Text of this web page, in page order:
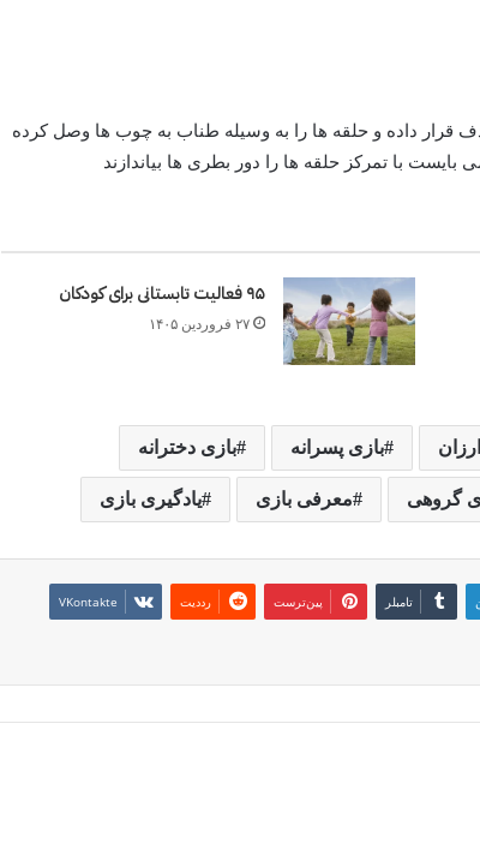
قرار داده و حلقه ها را به وسیله طناب به چوب ها وصل کرده
با تمرکز حلقه ها را دور بطری ها بیاندازند
۹۵ فعالیت تابستانی برای کودکان
۲۷ فروردین ۱۴۰۵
بازی پسرانه بازی دخترانه
گروهی معرفی بازی یادگیری بازی
‫تامبلر ‫پین‌ترست ‫رددیت ‫VKontakte